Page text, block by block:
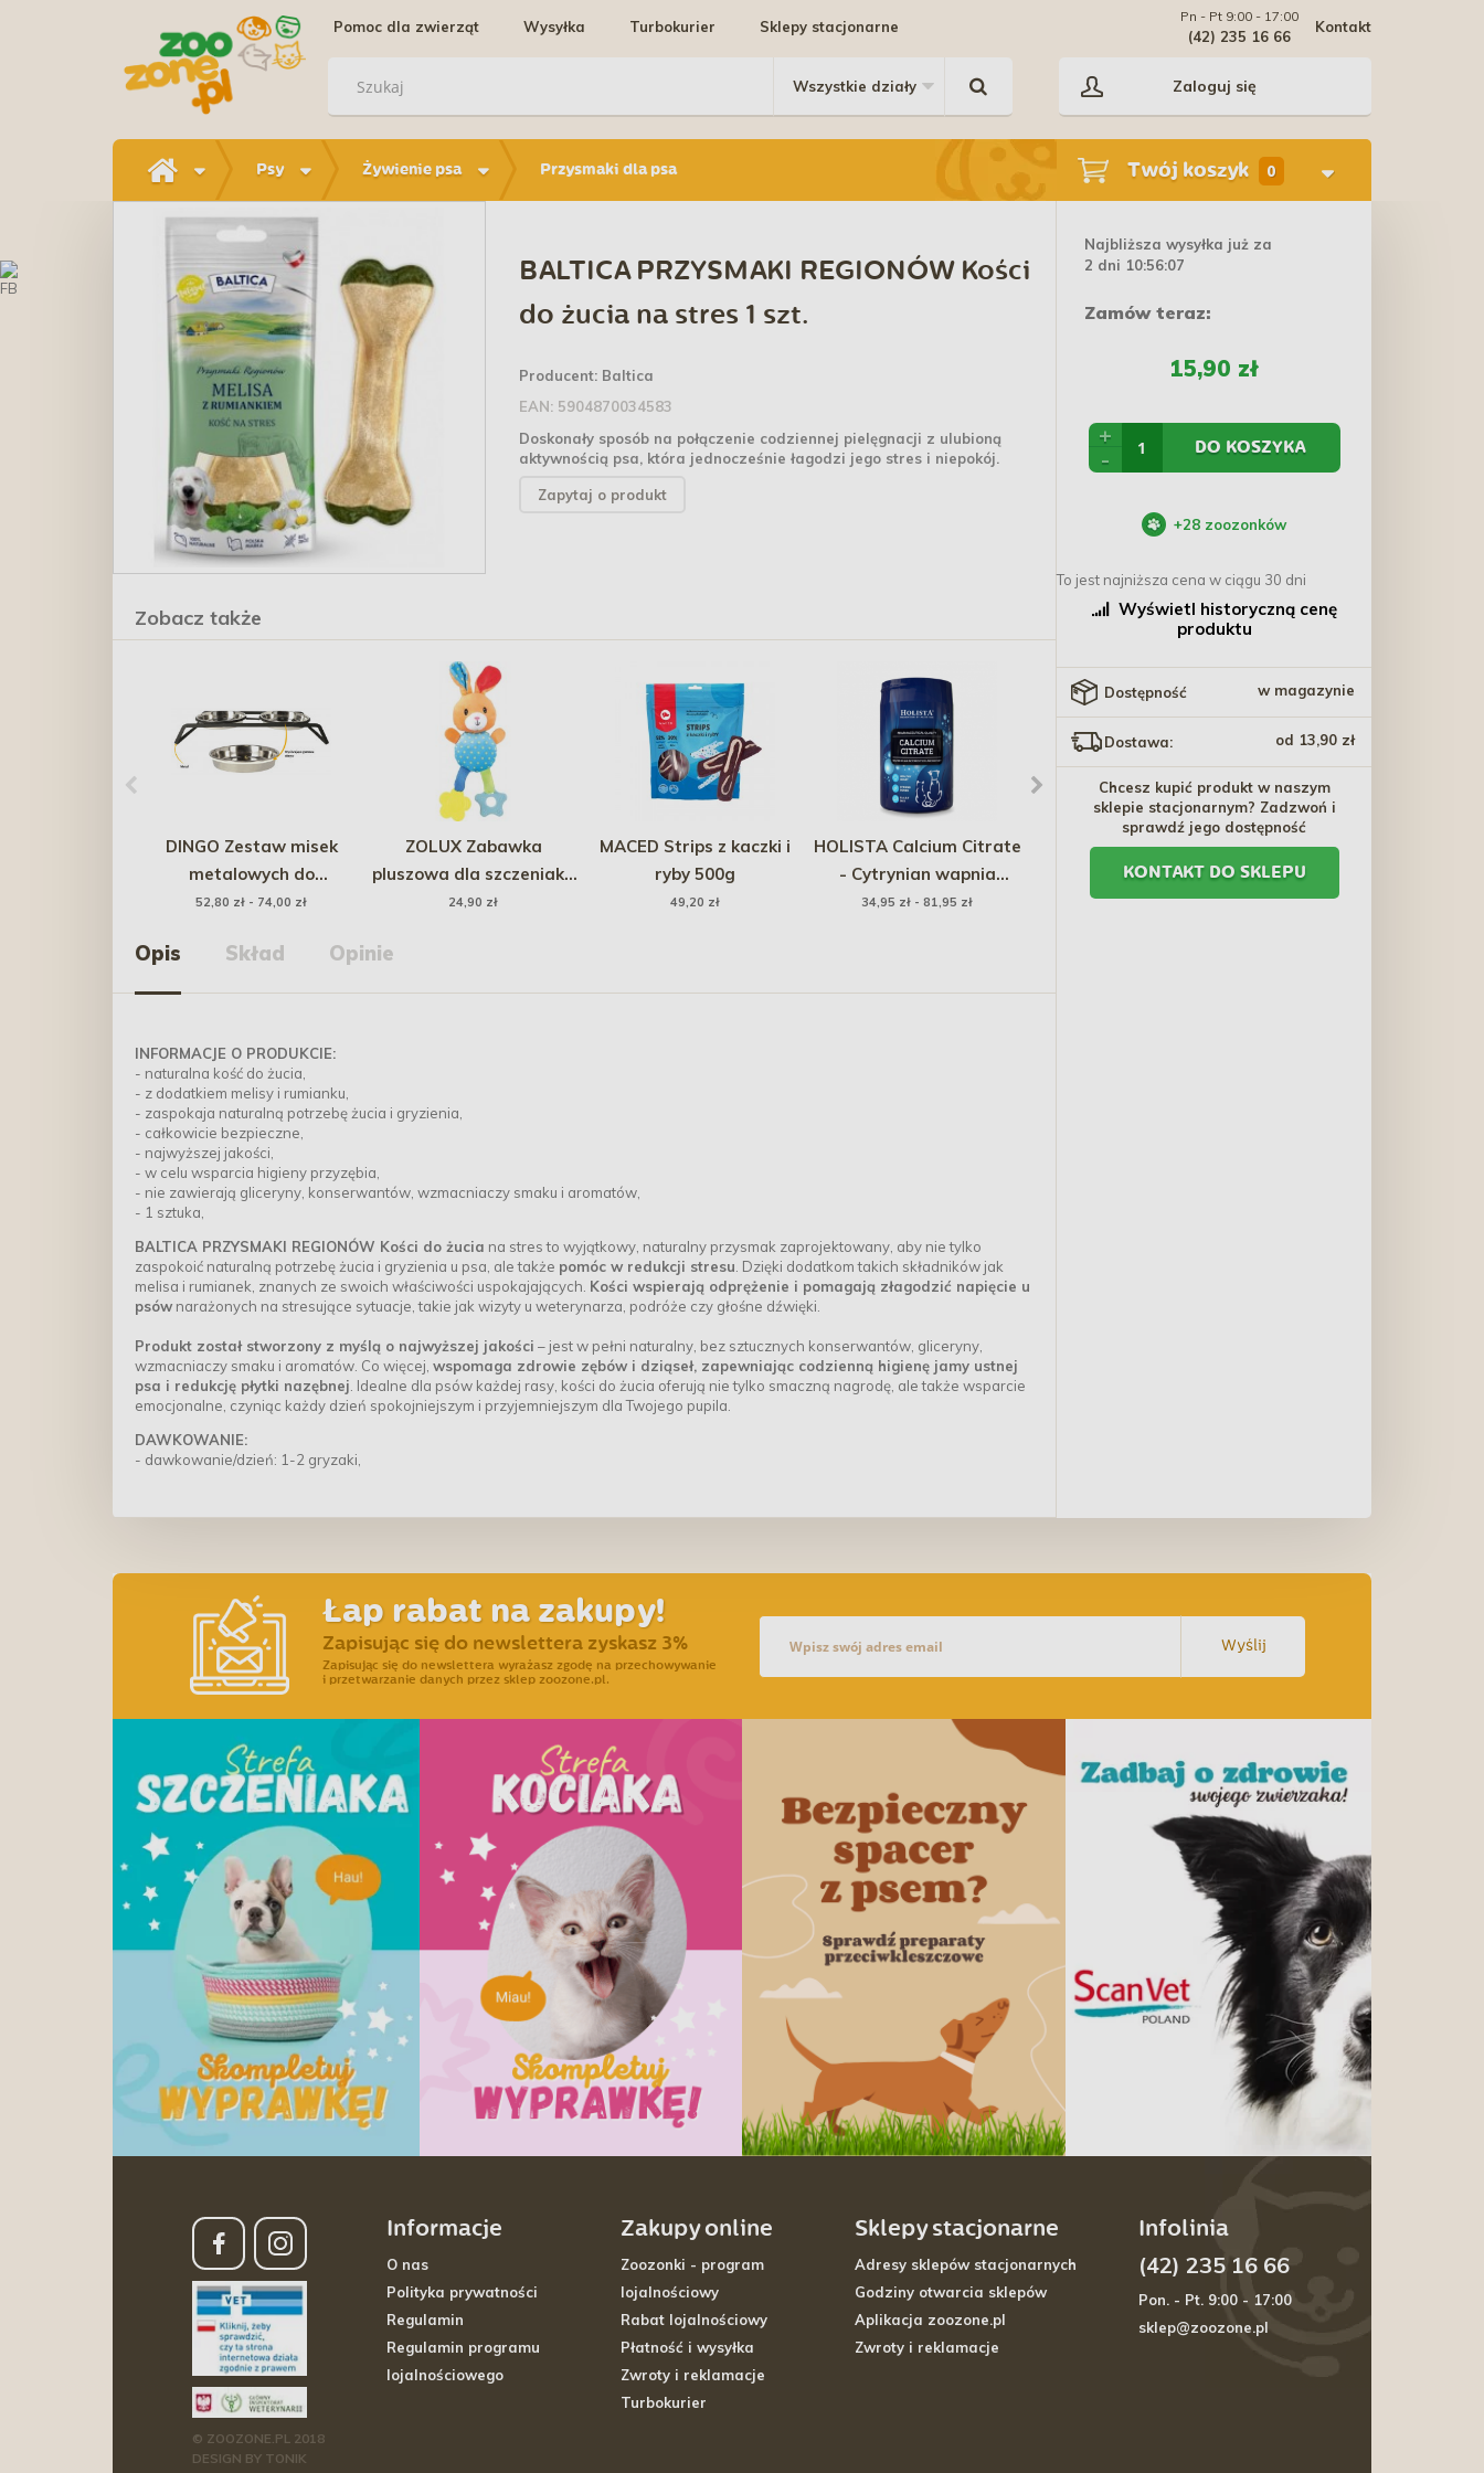
Pomoc dla zwierząt Wysyłka Turbokurier Sklepy stacjonarne Kontakt
Pn - Pt 9:00 - 17:00
(42) 235 16 66
Zaloguj się
Psy Żywienie psa Przysmaki dla psa Twój koszyk 0
BALTICA PRZYSMAKI REGIONÓW Kości
do żucia na stres 1 szt.
Producent: Baltica
EAN: 5904870034583
Doskonały sposób na połączenie codziennej pielęgnacji z ulubioną
aktywnością psa, która jednocześnie łagodzi jego stres i niepokój.
Zapytaj o produkt
Zobacz także
DINGO Zestaw misek
metalowych do
karmienia dla kota
52,80 zł - 74,00 zł
ZOLUX Zabawka
pluszowa dla szczeniaka
Rio królik 29cm - niebieski
24,90 zł
MACED Strips z kaczki i
ryby 500g
49,20 zł
HOLISTA Calcium Citrate
- Cytrynian wapnia
(proszek)
34,95 zł - 81,95 zł
TRIXIE Xmas Miska
ceramiczna dla psa/kota
biała 0,8l / 16cm
27,50 zł
Kołowrotek metalowy
Opis Skład Opinie
INFORMACJE O PRODUKCIE:
- naturalna kość do żucia,
- z dodatkiem melisy i rumianku,
- zaspokaja naturalną potrzebę żucia i gryzienia,
- całkowicie bezpieczne,
- najwyższej jakości,
- w celu wsparcia higieny przyzębia,
- nie zawierają gliceryny, konserwantów, wzmacniaczy smaku i aromatów,
- 1 sztuka,
BALTICA PRZYSMAKI REGIONÓW Kości do żucia na stres to wyjątkowy, naturalny przysmak zaprojektowany, aby nie tylko
zaspokoić naturalną potrzebę żucia i gryzienia u psa, ale także pomóc w redukcji stresu . Dzięki dodatkom takich składników jak
melisa i rumianek, znanych ze swoich właściwości uspokajających. Kości wspierają odprężenie i pomagają złagodzić napięcie u
psów narażonych na stresujące sytuacje, takie jak wizyty u weterynarza, podróże czy głośne dźwięki.
Produkt został stworzony z myślą o najwyższej jakości – jest w pełni naturalny, bez sztucznych konserwantów, gliceryny,
wzmacniaczy smaku i aromatów. Co więcej, wspomaga zdrowie zębów i dziąseł, zapewniając codzienną higienę jamy ustnej
psa i redukcję płytki nazębnej . Idealne dla psów każdej rasy, kości do żucia oferują nie tylko smaczną nagrodę, ale także wsparcie
emocjonalne, czyniąc każdy dzień spokojniejszym i przyjemniejszym dla Twojego pupila.
DAWKOWANIE:
- dawkowanie/dzień: 1-2 gryzaki,
Najbliższa wysyłka już za
2 dni 10:56:06
Zamów teraz:
15,90 zł
+
-
DO KOSZYKA
+28 zoozonków
To jest najniższa cena w ciągu 30 dni
Wyświetl historyczną cenę
produktu
Dostępność w magazynie
Dostawa: od 13,90 zł
Chcesz kupić produkt w naszym
sklepie stacjonarnym? Zadzwoń i
sprawdź jego dostępność
KONTAKT DO SKLEPU
Łap rabat na zakupy!
Zapisując się do newslettera zyskasz 3%
Zapisując się do newslettera wyrażasz zgodę na przechowywanie
i przetwarzanie danych przez sklep zoozone.pl.
Wyślij
© ZOOZONE.PL 2018
DESIGN BY TONIK
Informacje
O nas
Polityka prywatności
Regulamin
Regulamin programu
lojalnościowego
Zakupy online
Zoozonki - program
lojalnościowy
Rabat lojalnościowy
Płatność i wysyłka
Zwroty i reklamacje
Turbokurier
Sklepy stacjonarne
Adresy sklepów stacjonarnych
Godziny otwarcia sklepów
Aplikacja zoozone.pl
Zwroty i reklamacje
Infolinia
(42) 235 16 66
Pon. - Pt. 9:00 - 17:00
sklep@zoozone.pl